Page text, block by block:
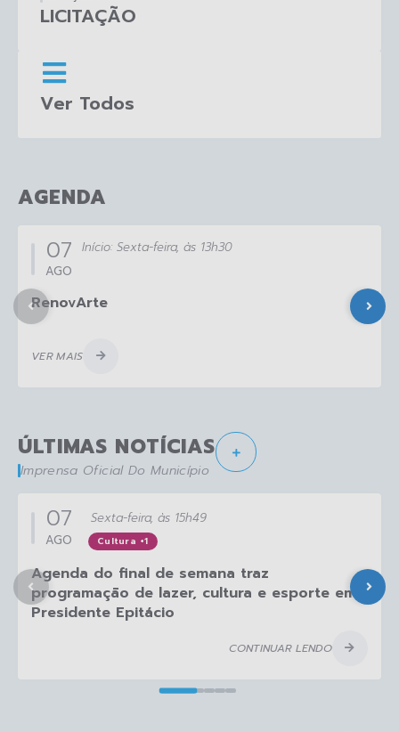
LICITAÇÃO
Ver Todos
AGENDA
RenovArte
Início:Sexta-feira 13h30
07
AGO
VER MAIS
ÚLTIMAS NOTÍCIAS
Imprensa Oficial Do Município
Agenda do final de semana traz
programação de lazer, cultura e esporte em
Presidente Epitácio
Sexta-feira 15h49
07
AGO Cultura +1
CONTINUAR LENDO